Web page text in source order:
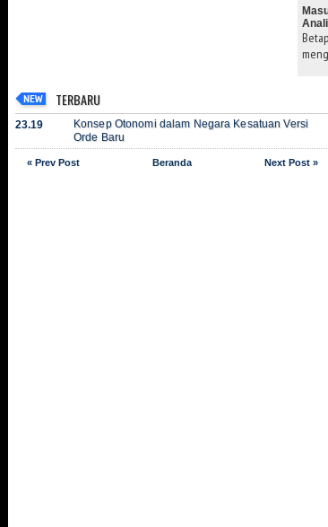
TERBARU
23.19
Konsep Otonomi dalam Negara Kesatuan Versi
Orde Baru
« Prev Post Next Post »
Beranda